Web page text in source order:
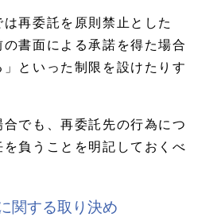
再委託を原則禁止とした
書面による承諾を得た場合
といった制限を設けたりす
でも、再委託先の行為につ
負うことを明記しておくべ
関する取り決め